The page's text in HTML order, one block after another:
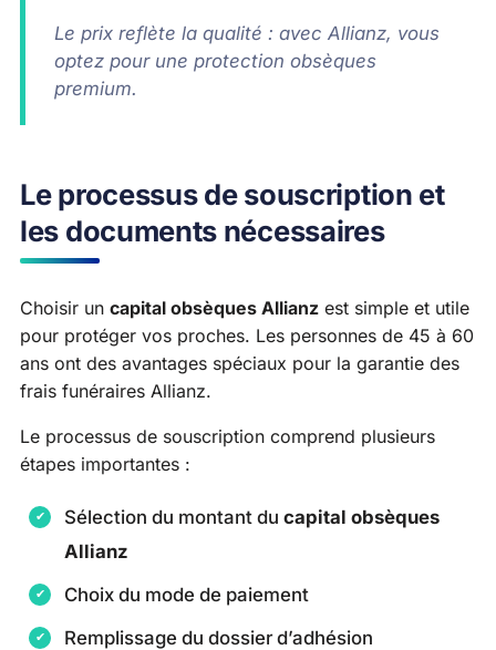
Le prix reflète la qualité : avec Allianz, vous
optez pour une protection obsèques
premium.
Le processus de souscription et
les documents nécessaires
Choisir un capital obsèques Allianz est simple et utile
pour protéger vos proches. Les personnes de 45 à 60
ans ont des avantages spéciaux pour la garantie des
frais funéraires Allianz.
Le processus de souscription comprend plusieurs
étapes importantes :
Sélection du montant du capital obsèques
Allianz
Choix du mode de paiement
Remplissage du dossier d’adhésion